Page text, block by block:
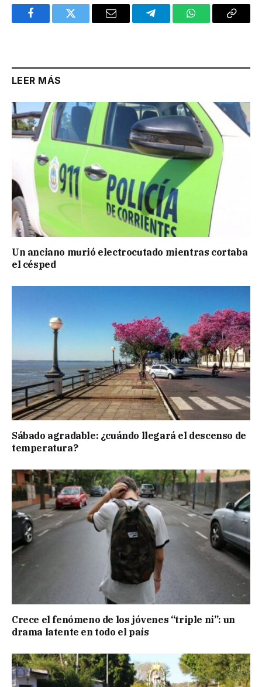
FacebookTwitter Email TelegramWhatsAppCopy
LEER MÁS
Un anciano murió electrocutado mientras cortaba
el césped
Sábado agradable: ¿cuándo llegará el descenso de
temperatura?
Crece el fenómeno de los jóvenes “triple ni”: un
drama latente en todo el país